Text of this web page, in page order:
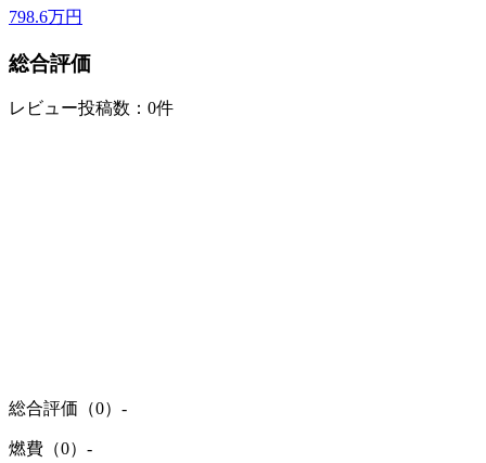
798.6万円
総合評価
レビュー投稿数：0件
総合評価（0） -
燃費（0） -